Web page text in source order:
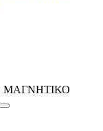
ΜΑΓΝΗΤΙΚΟ